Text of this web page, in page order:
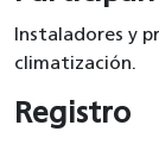
Instaladores y
climatización.
Registro